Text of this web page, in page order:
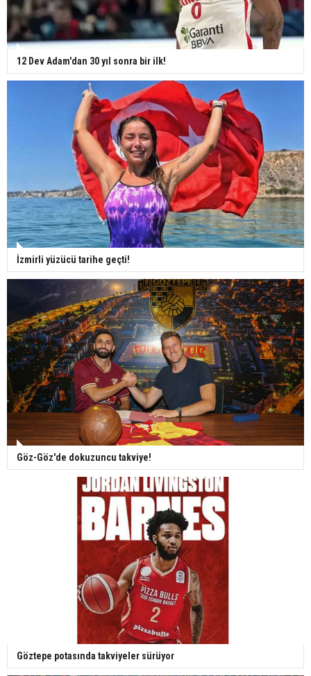
12 Dev Adam'dan 30 yıl sonra bir ilk!
İzmirli yüzücü tarihe geçti!
Göz-Göz'de dokuzuncu takviye!
Göztepe potasında takviyeler sürüyor